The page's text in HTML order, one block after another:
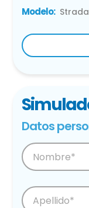
Modelo: Strada
Datos